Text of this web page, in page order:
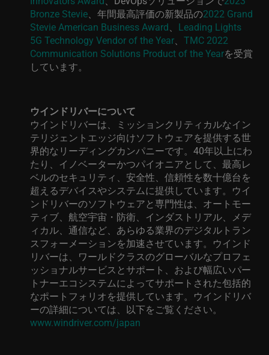
Bronze Stevie 、年間最高評価の新製品の2022 Grand
Stevie American Business Award
Leading Lights
5G Technology Vendor of the Year
TMC 2022
Communication Solutions Product of the Yearを受賞
しています。
ウインドリバーについて
ウインドリバーは、ミッションクリティカルなイン
テリジェントエッジ向けソフトウェアを提供する世
界的なリーディングカンパニーです。 40年以上にわ
たり、イノベーターかつパイオニアとして、最高レ
ベルのセキュリティ、安全性、信頼性を数十億台を
超えるデバイスやシステムに提供しています。ウイ
ンドリバーのソフトウェアと専門性は、オートモー
ティブ、航空宇宙・防衛、インダストリアル、メデ
ィカル、通信など、あらゆる業界のデジタルトラン
スフォーメーションを加速させています。ウインド
リバーは、ワールドクラスのグローバルなプロフェ
ッショナルサービスとサポート、および幅広いパー
トナーエコシステムによってサポートされた包括的
なポートフォリオを提供しています。ウインドリバ
ーの詳細については、以下をご覧ください。
www.windriver.com/japan